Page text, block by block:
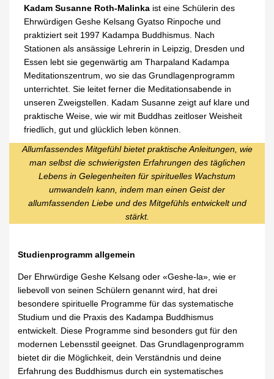
Kadam Susanne Roth-Malinka ist eine Schülerin des
Ehrwürdigen Geshe Kelsang Gyatso Rinpoche und
praktiziert seit 1997 Kadampa Buddhismus. Nach
Stationen als ansässige Lehrerin in Leipzig, Dresden und
Essen lebt sie gegenwärtig am Tharpaland Kadampa
Meditationszentrum, wo sie das Grundlagenprogramm
unterrichtet. Sie leitet ferner die Meditationsabende in
unseren Zweigstellen. Kadam Susanne zeigt auf klare und
praktische Weise, wie wir mit Buddhas zeitloser Weisheit
friedlich, gut und glücklich leben können.
Allumfassendes Mitgefühl bietet praktische Anleitungen, wie
man selbst die schwierigsten Erfahrungen des täglichen
Lebens in Gelegenheiten für spirituelles Wachstum
umwandeln kann, indem man einen Geist der
allumfassenden Liebe und des Mitgefühls entwickelt und
stärkt.
Studienprogramm allgemein
Der Ehrwürdige Geshe Kelsang oder «Geshe-la», wie er
liebevoll von seinen Schülern genannt wird, hat drei
besondere spirituelle Programme für das systematische
Studium und die Praxis des Kadampa Buddhismus
entwickelt. Diese Programme sind besonders gut für den
modernen Lebensstil geeignet. Das Grundlagenprogramm
bietet dir die Möglichkeit, dein Verständnis und deine
Erfahrung des Buddhismus durch ein systematisches